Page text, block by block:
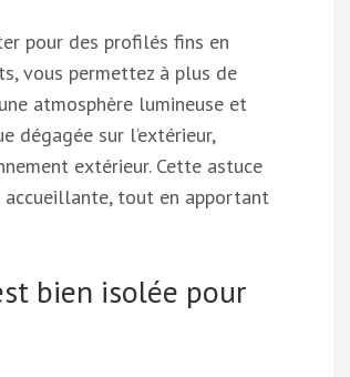
pour des profilés fins en
vous permettez à plus de
atmosphère lumineuse et
dégagée sur l’extérieur,
extérieur. Cette astuce
accueillante, tout en apportant
bien isolée pour